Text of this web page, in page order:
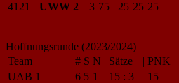
4121
UWW 2 3 75 25 25 25
Hoffnungsrunde (2023/2024)
Team
# S N | Sätze | PNK
UAB 1
6 5 1 15 : 3
15